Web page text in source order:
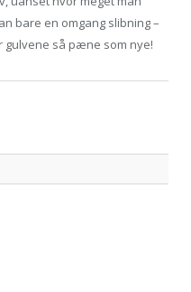
bare en omgang slibning –
gulvene så pæne som nye!